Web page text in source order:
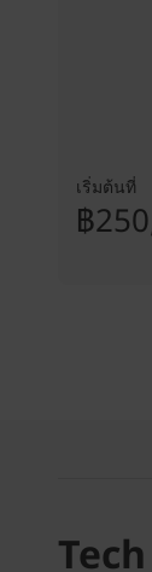
เริ่มต้นที่
฿